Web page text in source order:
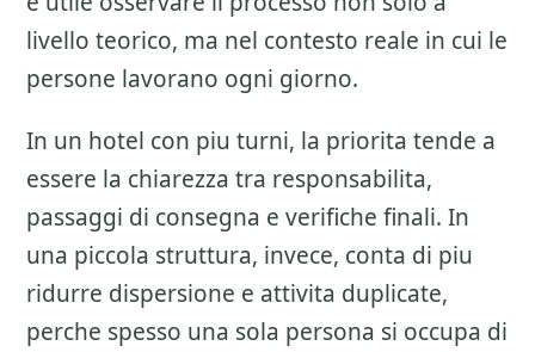
livello teorico, ma nel contesto reale in cui le
persone lavorano ogni giorno.
In un hotel con piu turni, la priorita tende a
essere la chiarezza tra responsabilita,
passaggi di consegna e verifiche finali. In
una piccola struttura, invece, conta di piu
ridurre dispersione e attivita duplicate,
perche spesso una sola persona si occupa di